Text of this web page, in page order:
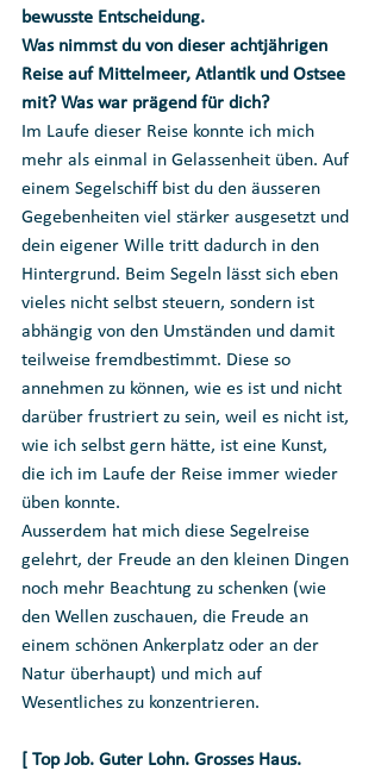
bewusste Entscheidung.
Was nimmst du von dieser achtjährigen
Reise auf Mittelmeer, Atlantik und Ostsee
mit? Was war prägend für dich?
Im Laufe dieser Reise konnte ich mich
mehr als einmal in Gelassenheit üben. Auf
einem Segelschiff bist du den äusseren
Gegebenheiten viel stärker ausgesetzt und
dein eigener Wille tritt dadurch in den
Hintergrund. Beim Segeln lässt sich eben
vieles nicht selbst steuern, sondern ist
abhängig von den Umständen und damit
teilweise fremdbestimmt. Diese so
annehmen zu können, wie es ist und nicht
darüber frustriert zu sein, weil es nicht ist,
wie ich selbst gern hätte, ist eine Kunst,
die ich im Laufe der Reise immer wieder
üben konnte.
Ausserdem hat mich diese Segelreise
gelehrt, der Freude an den kleinen Dingen
noch mehr Beachtung zu schenken (wie
den Wellen zuschauen, die Freude an
einem schönen Ankerplatz oder an der
Natur überhaupt) und mich auf
Wesentliches zu konzentrieren.
[ Top Job. Guter Lohn. Grosses Haus.